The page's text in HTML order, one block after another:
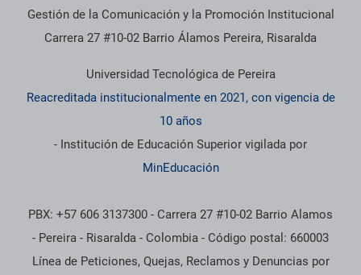
Gestión de la Comunicación y la Promoción Institucional
Carrera 27 #10-02 Barrio Álamos Pereira, Risaralda
Universidad Tecnológica de Pereira
Reacreditada institucionalmente en 2021, con vigencia de
10 años
- Institución de Educación Superior vigilada por
MinEducación
PBX: +57 606 3137300 - Carrera 27 #10-02 Barrio Alamos
- Pereira - Risaralda - Colombia - Código postal: 660003
Línea de Peticiones, Quejas, Reclamos y Denuncias por